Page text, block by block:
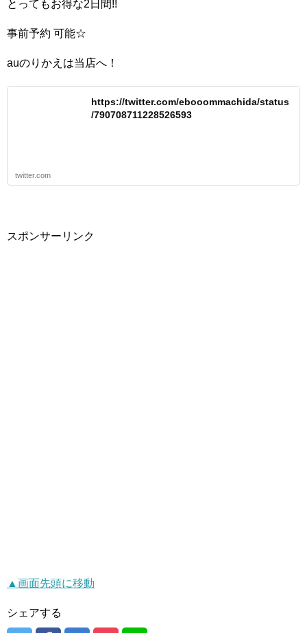
とってもお得な2日間!!
事前予約 可能☆
auのりかえは当店へ！
https://twitter.com/ebooommachida/status
/790708711228526593
twitter.com
スポンサーリンク
▲画面先頭に移動
シェアする